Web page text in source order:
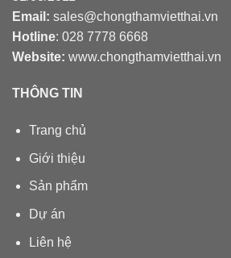
Email: sales@chongthamvietthai.vn
Hotline: 028 7778 6668
Website: www.chongthamvietthai.vn
THÔNG TIN
Trang chủ
Giới thiệu
Sản phẩm
Dự án
Liên hệ